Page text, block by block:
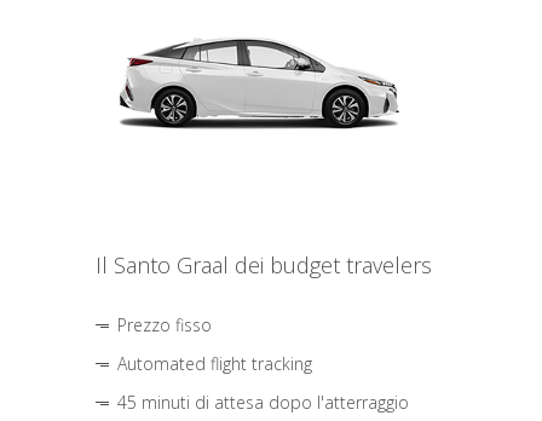
Il Santo Graal dei budget travelers
Prezzo fisso
Automated flight tracking
45 minuti di attesa dopo l'atterraggio